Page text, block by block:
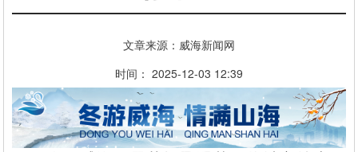
文章来源：威海新闻网
时间： 2025-12-03 12:39